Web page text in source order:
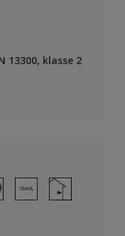
13300, klasse 2